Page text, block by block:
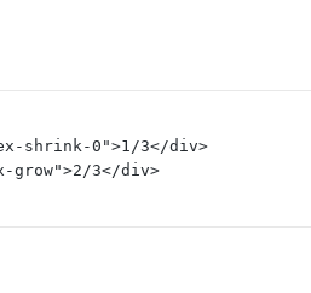
shrink-0">1/3</div>
grow">2/3</div>